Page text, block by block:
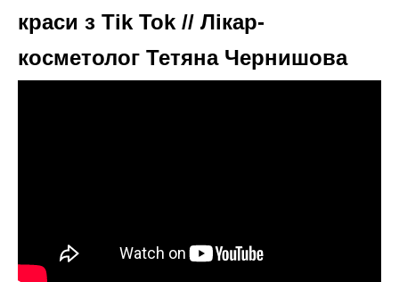
краси з Tik Tok // Лікар-
косметолог Тетяна Чернишова